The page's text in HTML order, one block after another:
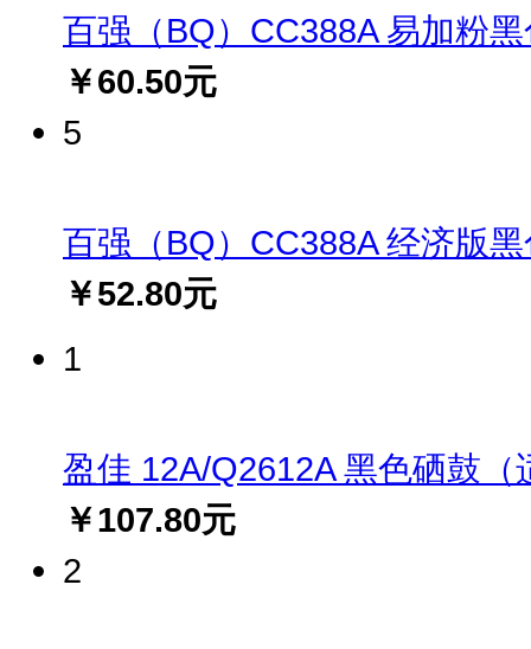
百强（BQ）CC388A 易加粉
￥60.50元
5
百强（BQ）CC388A 经济版
￥52.80元
1
盈佳 12A/Q2612A 黑色硒鼓
￥107.80元
2